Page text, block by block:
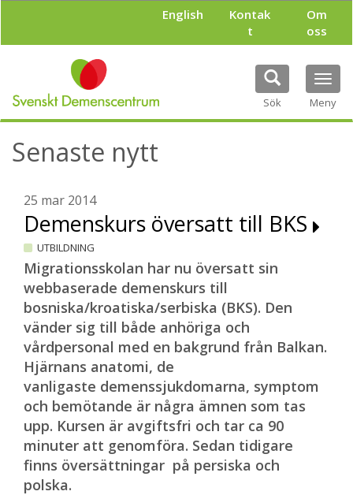
l
English
Kontak
t
Om
oss
Sök Meny
Senaste nytt
25 mar 2014
Demenskurs översatt till BKS
UTBILDNING
Migrationsskolan har nu översatt sin
webbaserade demenskurs till
bosniska/kroatiska/serbiska (BKS). Den
vänder sig till både anhöriga och
vårdpersonal med en bakgrund från Balkan.
Hjärnans anatomi, de
vanligaste demenssjukdomarna, symptom
och bemötande är några ämnen som tas
upp. Kursen är avgiftsfri och tar ca 90
minuter att genomföra. Sedan tidigare
finns översättningar på persiska och
polska.